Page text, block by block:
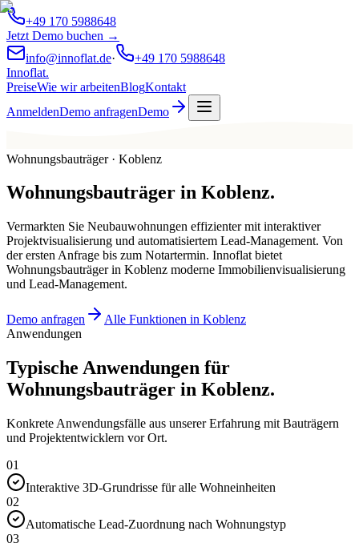
+49 170 5988648
Jetzt Demo buchen →
info@innoflat.de·
+49 170 5988648
Innoflat.
PreiseWie wir arbeitenBlogKontakt
AnmeldenDemo anfragenDemo
Wohnungsbauträger · Koblenz
Wohnungsbauträger in Koblenz.
Vermarkten Sie Neubauwohnungen effizienter mit interaktiver
Projektvisualisierung und automatisiertem Lead-Management. Von
der ersten Anfrage bis zum Notartermin. Innoflat bietet
Wohnungsbauträger in Koblenz moderne Immobilienvisualisierung
und Lead-Management.
Demo anfragen
Alle Funktionen in Koblenz
Anwendungen
Typische Anwendungen für
Wohnungsbauträger in Koblenz.
Konkrete Anwendungsfälle aus unserer Erfahrung mit Bauträgern
und Projektentwicklern vor Ort.
01
Interaktive 3D-Grundrisse für alle Wohneinheiten
02
Automatische Lead-Zuordnung nach Wohnungstyp
03